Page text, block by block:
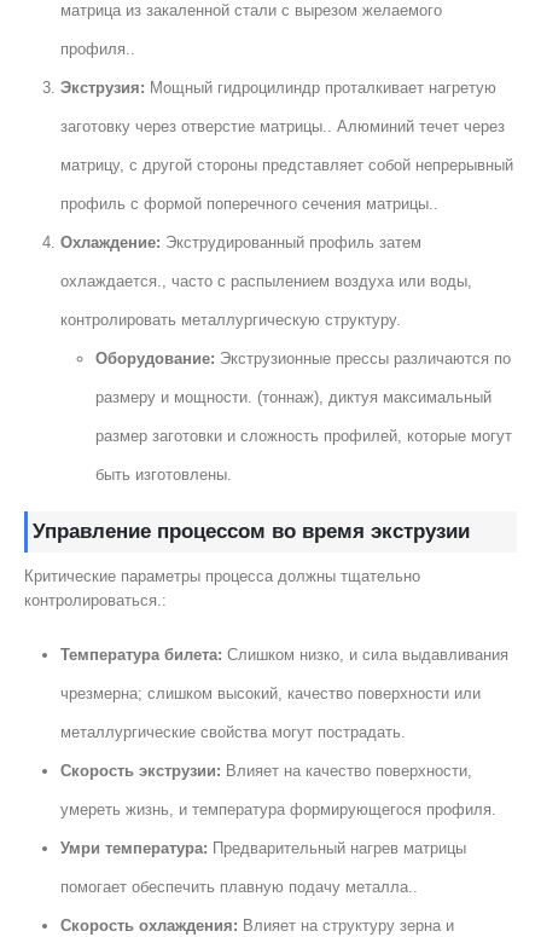
матрица из закаленной стали с вырезом желаемого
профиля..
Экструзия: Мощный гидроцилиндр проталкивает нагретую
заготовку через отверстие матрицы.. Алюминий течет через
матрицу, с другой стороны представляет собой непрерывный
профиль с формой поперечного сечения матрицы..
Охлаждение: Экструдированный профиль затем
охлаждается., часто с распылением воздуха или воды,
контролировать металлургическую структуру.
Оборудование: Экструзионные прессы различаются по
размеру и мощности. (тоннаж), диктуя максимальный
размер заготовки и сложность профилей, которые могут
быть изготовлены.
Управление процессом во время экструзии
Критические параметры процесса должны тщательно
контролироваться.:
Температура билета: Слишком низко, и сила выдавливания
чрезмерна; слишком высокий, качество поверхности или
металлургические свойства могут пострадать.
Скорость экструзии: Влияет на качество поверхности,
умереть жизнь, и температура формирующегося профиля.
Умри температура: Предварительный нагрев матрицы
помогает обеспечить плавную подачу металла..
Скорость охлаждения: Влияет на структуру зерна и